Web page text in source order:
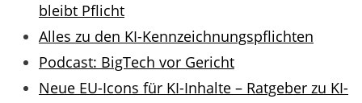
bleibt Pflicht
Alles zu den KI-Kennzeichnungspflichten
Podcast: BigTech vor Gericht
Neue EU-Icons für KI-Inhalte – Ratgeber zu KI-